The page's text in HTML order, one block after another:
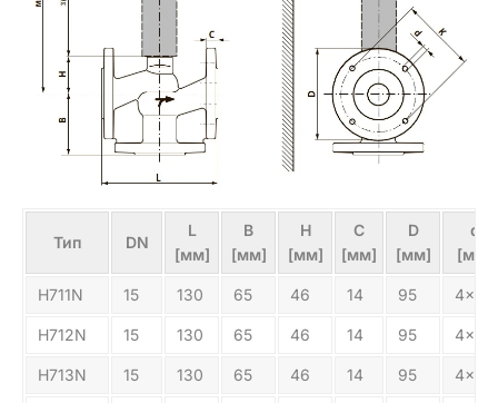
Тип DN
L
[мм]
B
[мм]
H
[мм]
C
[мм]
D
[мм]
d
[мм]
Н711N 15 130 65 46 14 95 4x14
Н712N 15 130 65 46 14 95 4x14
Н713N 15 130 65 46 14 95 4x14